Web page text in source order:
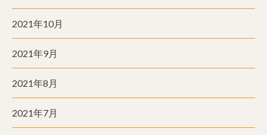
2021年10月
2021年9月
2021年8月
2021年7月